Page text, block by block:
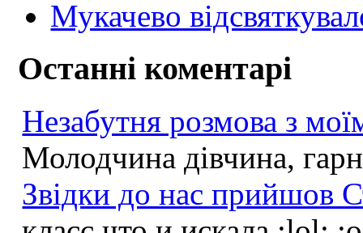
Мукачево
Останні коментарі
Незабутня розмова з
Молодчина дівчина,
Звідки до нас прийшов